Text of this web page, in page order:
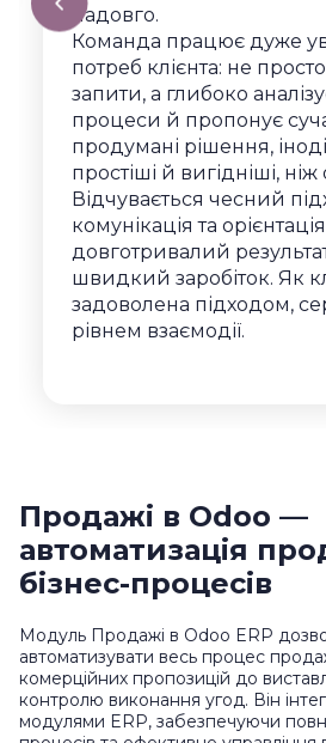
надовго.
Команда працює дуже
потреб клієнта: не
запити, а глибоко
процеси й пропонує
продумані рішення, іноді
простіші й вигідніші, ніж
Відчувається чесний
комунікація та
довготривалий
швидкий заробіток. Як
задоволена підходом,
рівнем взаємодії.
Продажі в Odoo —
автоматизація
бізнес-процесів
Модуль Продажі в Odoo ERP
автоматизувати весь процес
комерційних пропозицій до
контролю виконання угод. Він
модулями ERP, забезпечуючи